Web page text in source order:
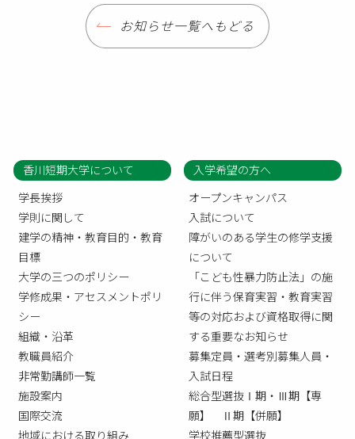
お知らせ一覧へもどる
香川短期大学について
学長挨拶
学則に関して
建学の精神・教育目的・教育
目標
大学の三つのポリシー
学修成果・アセスメントポリ
シー
組織・沿革
教職員紹介
非常勤講師一覧
施設案内
国際交流
地域における取り組み
入学希望の方へ
オープンキャンパス
入試について
障がいのある学生の修学支援
について
「こども性暴力防止法」の施
行に伴う保育実習・教育実習
等の対応および資格取得に関
する重要なお知らせ
募集定員・選考別募集人員・
入試日程
総合型選抜Ⅰ期・Ⅲ期【専
願】 Ⅱ期【併願】
学校推薦型選抜